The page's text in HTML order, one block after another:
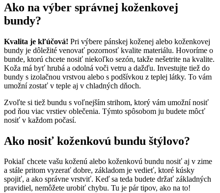
Ako na výber správnej koženkovej
bundy?
Kvalita je kľúčová! Pri výbere pánskej koženej alebo koženkovej
bundy je dôležité venovať pozornosť kvalite materiálu. Hovoríme o
bunde, ktorú chcete nosiť niekoľko sezón, takže nešetrite na kvalite.
Koža má byť hrubá a odolná voči vetru a dažďu. Investujte tiež do
bundy s izolačnou vrstvou alebo s podšívkou z teplej látky. To vám
umožní zostať v teple aj v chladných dňoch.
Zvoľte si tiež bundu s voľnejším strihom, ktorý vám umožní nosiť
pod ňou viac vrstiev oblečenia. Týmto spôsobom ju budete môcť
nosiť v každom počasí.
Ako nosiť koženkovú bundu štýlovo?
Pokiaľ chcete vašu koženú alebo koženkovú bundu nosiť aj v zime
a stále pritom vyzerať dobre, základom je vedieť, ktoré kúsky
spojiť, a ako správne vrstviť. Keď sa teda budete držať základných
pravidiel, nemôžete urobiť chybu. Tu je pár tipov, ako na to!